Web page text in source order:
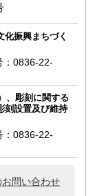
振興まちづく
0836-22-
、彫刻に関する
刻設置及び維持
0836-22-
問い合わせ